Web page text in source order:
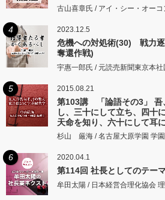
古山喜章氏 / アイ・シー・オー
4 2023.12.5
危機への対処術(30) 戦力
奪還作戦)
宇惠一郎氏 / 元読売新聞東京本
5 2015.08.21
第103講 「論語その3」 吾
し、三十にして立ち、四十
天命を知り、六十にして耳
するところに従いて矩をこえ
杉山 厳海 / 名古屋大原学園 学
6 2020.04.1
第114回 社長としてのテー
牟田太陽 / 日本経営合理化協会